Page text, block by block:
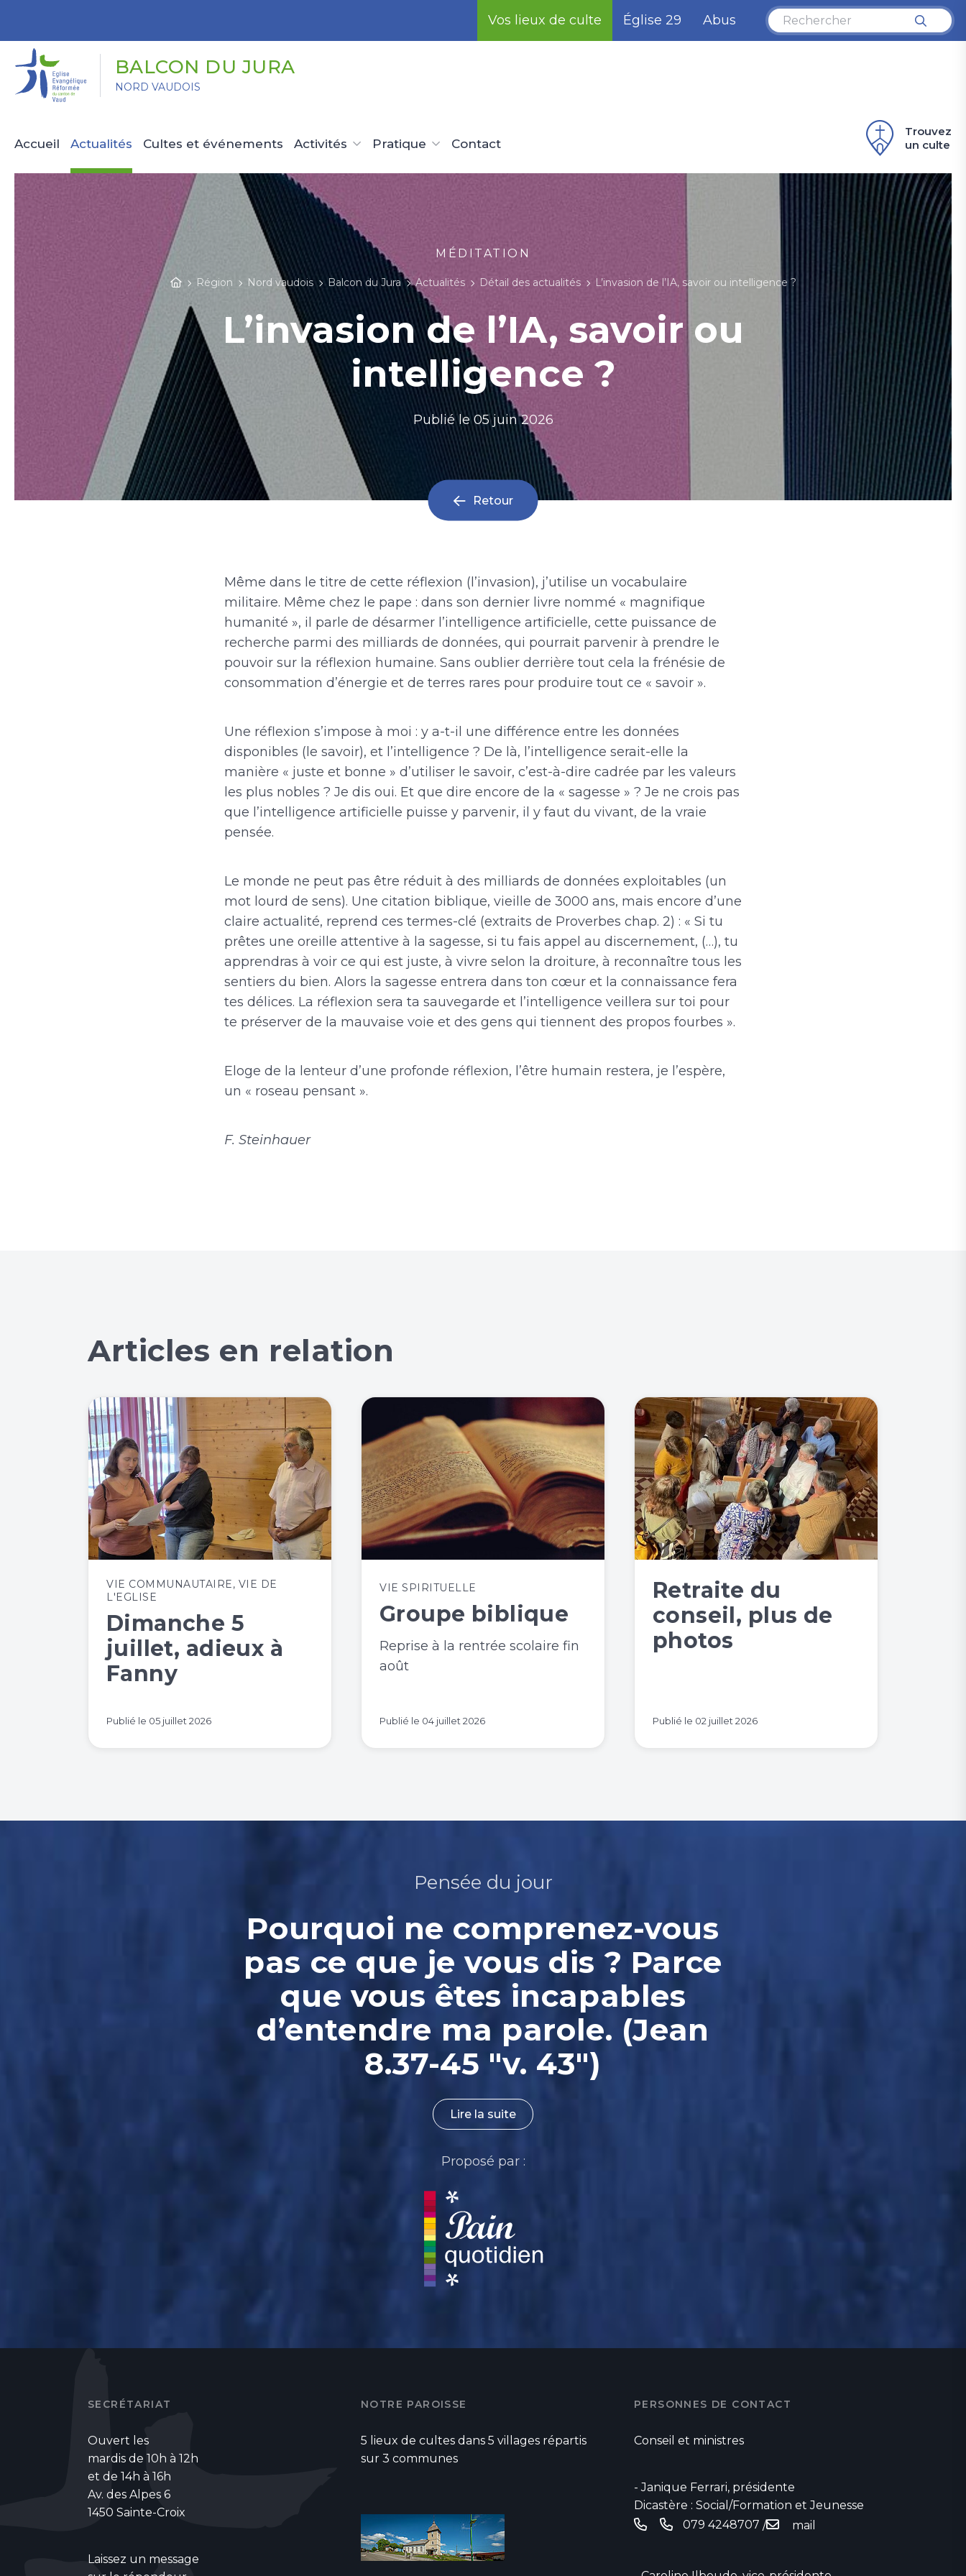
Vos lieux de culte Église 29 Abus
BALCON DU JURA
NORD VAUDOIS
Accueil Actualités Cultes et événements Activités Pratique Contact
Trouvez
un culte
MÉDITATION
Région Nord vaudois Balcon du Jura Actualités Détail des actualités L’invasion de l’IA, savoir ou intelligence ?
L’invasion de l’IA, savoir ou
intelligence ?
Publié le05 juin 2026
Retour
Même dans le titre de cette réflexion (l’invasion), j’utilise un vocabulaire
militaire. Même chez le pape : dans son dernier livre nommé « magnifique
humanité », il parle de désarmer l’intelligence artificielle, cette puissance de
recherche parmi des milliards de données, qui pourrait parvenir à prendre le
pouvoir sur la réflexion humaine. Sans oublier derrière tout cela la frénésie de
consommation d’énergie et de terres rares pour produire tout ce « savoir ».
Une réflexion s’impose à moi : y a-t-il une différence entre les données
disponibles (le savoir), et l’intelligence ? De là, l’intelligence serait-elle la
manière « juste et bonne » d’utiliser le savoir, c’est-à-dire cadrée par les valeurs
les plus nobles ? Je dis oui. Et que dire encore de la « sagesse » ? Je ne crois pas
que l’intelligence artificielle puisse y parvenir, il y faut du vivant, de la vraie
pensée.
Le monde ne peut pas être réduit à des milliards de données exploitables (un
mot lourd de sens). Une citation biblique, vieille de 3000 ans, mais encore d’une
claire actualité, reprend ces termes-clé (extraits de Proverbes chap. 2) : « Si tu
prêtes une oreille attentive à la sagesse, si tu fais appel au discernement, (…), tu
apprendras à voir ce qui est juste, à vivre selon la droiture, à reconnaître tous les
sentiers du bien. Alors la sagesse entrera dans ton cœur et la connaissance fera
tes délices. La réflexion sera ta sauvegarde et l’intelligence veillera sur toi pour
te préserver de la mauvaise voie et des gens qui tiennent des propos fourbes ».
Eloge de la lenteur d’une profonde réflexion, l’être humain restera, je l’espère,
un « roseau pensant ».
F. Steinhauer
Articles en relation
VIE COMMUNAUTAIRE, VIE DE
L'EGLISE
Dimanche 5
juillet, adieux à
Fanny
Publié le 05 juillet 2026
VIE SPIRITUELLE
Groupe biblique
Reprise à la rentrée scolaire fin
août
Publié le 04 juillet 2026
Retraite du
conseil, plus de
photos
Publié le 02 juillet 2026
Pensée du jour
Pourquoi ne comprenez-vous
pas ce que je vous dis ? Parce
que vous êtes incapables
d’entendre ma parole. (Jean
8.37-45 "v. 43")
Lire la suite
Proposé par :
SECRÉTARIAT
Ouvert les
mardis de 10h à 12h
et de 14h à 16h
Av. des Alpes 6
1450 Sainte-Croix
Laissez un message
NOTRE PAROISSE
5 lieux de cultes dans 5 villages répartis
sur 3 communes
PERSONNES DE CONTACT
Conseil et ministres
- Janique Ferrari, présidente
Dicastère : Social/Formation et Jeunesse
079 4248707 / mail